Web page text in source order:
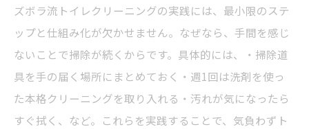
ズボラ流トイレクリーニングの実践には、最小限のステ
ップと仕組み化が欠かせません。なぜなら、手間を感じ
ないことで掃除が続くからです。具体的には、・掃除道
具を手の届く場所にまとめておく・週1回は洗剤を使っ
た本格クリーニングを取り入れる・汚れが気になったら
すぐ拭く、など。これらを実践することで、気負わずト